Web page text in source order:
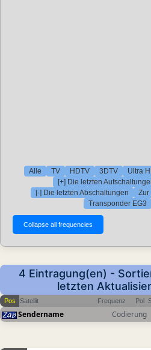
Alle TV HDTV 3DTV Ultra
[+] Die letzten
[-] Die letzten Abschaltungen
Zur
Transponder EG3
4 Eintragung(en) -
letzten
Pos Satellit Frequenz Pol
Sendername Codierung